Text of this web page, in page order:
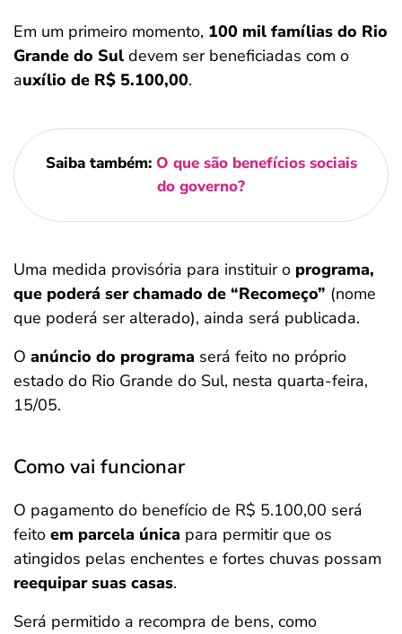
Em um primeiro momento, 100 mil famílias do Rio
Grande do Sul devem ser beneficiadas com o
auxílio de R$ 5.100,00.
Saiba também: O que são benefícios sociais
do governo?
Uma medida provisória para instituir o programa,
que poderá ser chamado de “Recomeço” (nome
que poderá ser alterado), ainda será publicada.
O anúncio do programa será feito no próprio
estado do Rio Grande do Sul, nesta quarta-feira,
15/05.
Como vai funcionar
O pagamento do benefício de R$ 5.100,00 será
feito em parcela única para permitir que os
atingidos pelas enchentes e fortes chuvas possam
reequipar suas casas.
Será permitido a recompra de bens, como